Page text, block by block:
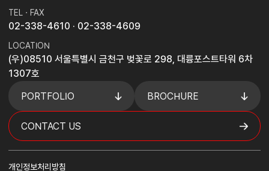
TEL · FAX
02-338-4610 · 02-338-4609
LOCATION
(우)08510 서울특별시 금천구 벚꽃로 298, 대륭포스트타워 6차
1307호
PORTFOLIO
BROCHURE
CONTACT US
개인정보처리방침